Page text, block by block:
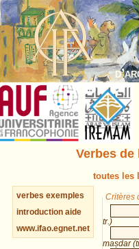
Verbes de
toutes les
verbes exemples
introduction aide
www.ifao.egnet.net
Critères
tr.)
maṣdar